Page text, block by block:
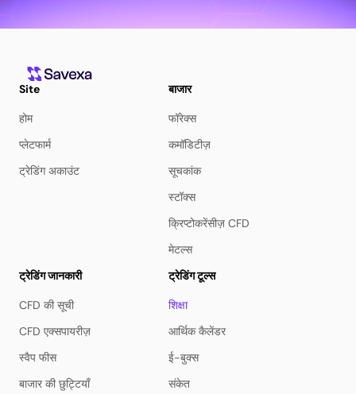
Site
होम
प्लेटफार्म
ट्रेडिंग अकाउंट
बाजार
फॉरेक्स
कमॉडिटीज़
सूचकांक
स्टॉक्स
क्रिप्टोकरेंसीज़ CFD
मेटल्स
ट्रेडिंग जानकारी
CFD की सूची
CFD एक्सपायरीज़
स्वैप फीस
बाजार की छुट्टियाँ
ट्रेडिंग टूल्स
शिक्षा
आर्थिक कैलेंडर
ई-बुक्स
संकेत